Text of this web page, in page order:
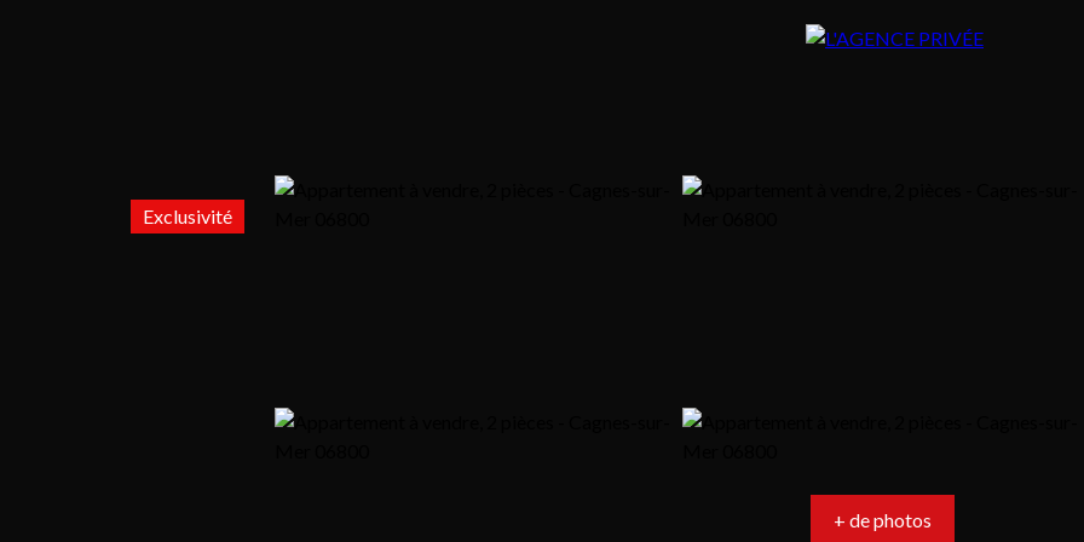
Vendre Blog Notre agence
Exclusivité
+ de photos